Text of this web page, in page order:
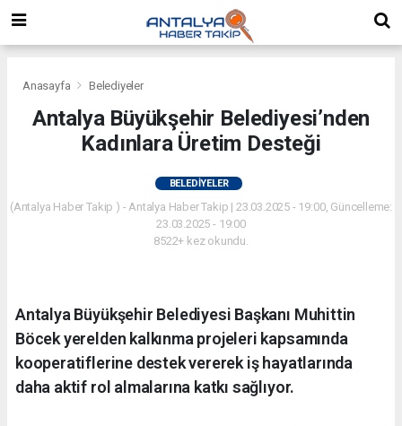
Anasayfa Belediyeler
Antalya Büyükşehir Belediyesi’nden
Kadınlara Üretim Desteği
BELEDIYELER
(Antalya Haber Takip ) - Antalya Haber Takip | 23.03.2025 - 19:00, Güncelleme:
23.03.2025 - 19:00
8522+ kez okundu.
Antalya Büyükşehir Belediyesi Başkanı Muhittin
Böcek yerelden kalkınma projeleri kapsamında
kooperatiflerine destek vererek iş hayatlarında
daha aktif rol almalarına katkı sağlıyor.